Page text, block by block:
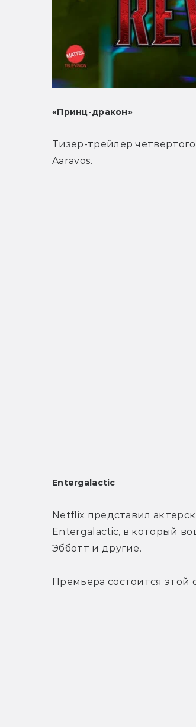
«Принц-дракон»
Тизер-трейлер
Aaravos.
Entergalactic
Netflix представил
Entergalactic, в который
Эбботт и другие.
Премьера состоится этой